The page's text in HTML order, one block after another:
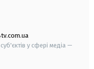
у сфері медіа —